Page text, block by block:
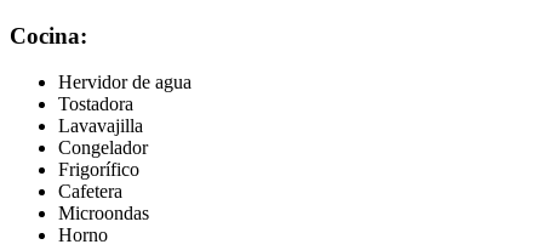
Cocina:
Hervidor de agua
Tostadora
Lavavajilla
Congelador
Frigorífico
Cafetera
Microondas
Horno